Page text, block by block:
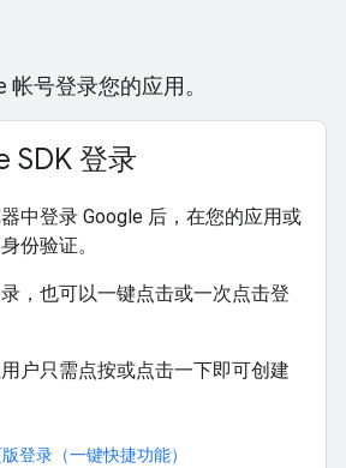
号登录您的应用。
SDK 登录
中登录 Google 后，在您的应用或
份验证。
，也可以一键点击或一次点击登
户只需点按或点击一下即可创建
登录（一键快捷功能）